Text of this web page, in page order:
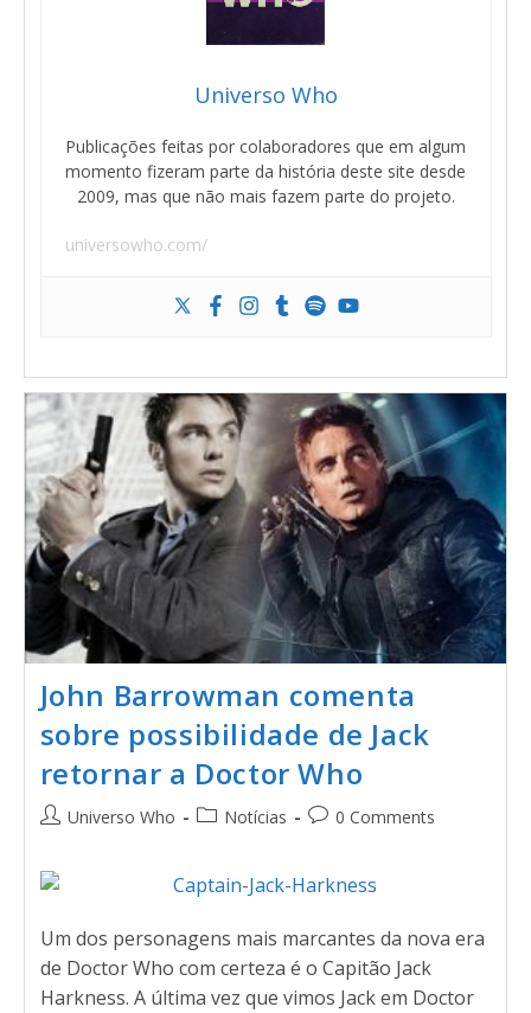
Universo Who
Publicações feitas por colaboradores que em algum
momento fizeram parte da história deste site desde
2009, mas que não mais fazem parte do projeto.
universowho.com/
John Barrowman comenta
sobre possibilidade de Jack
retornar a Doctor Who
Universo Who Notícias 0 Comments
Um dos personagens mais marcantes da nova era
de Doctor Who com certeza é o Capitão Jack
Harkness. A última vez que vimos Jack em Doctor